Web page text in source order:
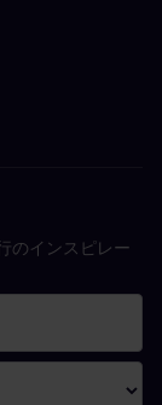
のインスピレー